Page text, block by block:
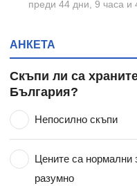
преди 44 дни, 9 часа и
АНКЕТА
Скъпи ли са
България?
Непосилно скъпи
Цените са нормални
разумно